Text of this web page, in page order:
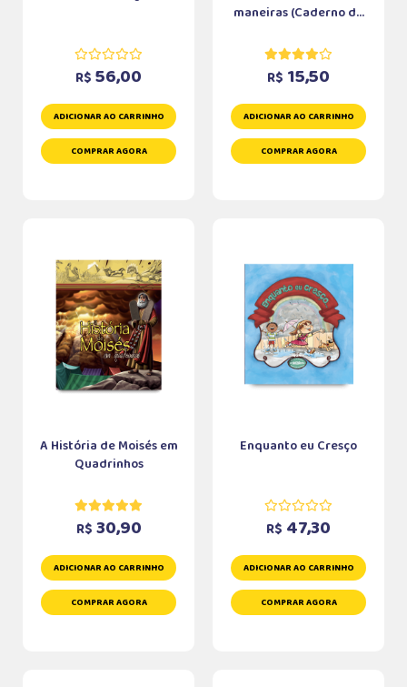
R$ 56,00
ADICIONAR AO CARRINHO
COMPRAR AGORA
maneiras (Caderno d...
R$ 15,50
ADICIONAR AO CARRINHO
COMPRAR AGORA
A História de Moisés em
Quadrinhos
R$ 30,90
ADICIONAR AO CARRINHO
COMPRAR AGORA
Enquanto eu Cresço
R$ 47,30
ADICIONAR AO CARRINHO
COMPRAR AGORA